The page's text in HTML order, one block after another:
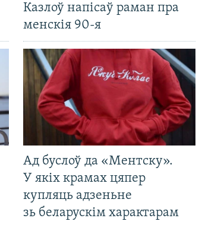
Казлоў напісаў раман пра
менскія 90-я
Ад буслоў да «Ментску».
У якіх крамах цяпер
купляць адзеньне
зь беларускім характарам